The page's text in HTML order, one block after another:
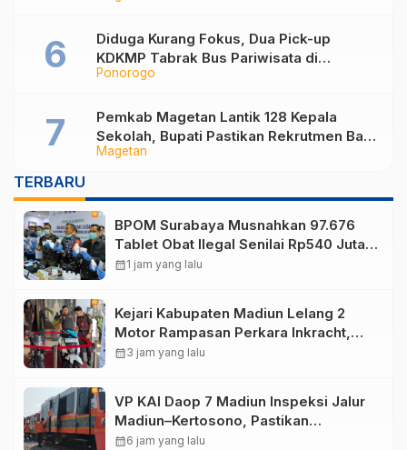
Ponorogo
Diduga Kurang Fokus, Dua Pick-up
KDKMP Tabrak Bus Pariwisata di
Sukorejo Ponorogo
Magetan
Pemkab Magetan Lantik 128 Kepala
Sekolah, Bupati Pastikan Rekrutmen Baru
Segera Dibuka untuk Isi Jabatan yang
TERBARU
BPOM Surabaya Musnahkan 97.676
Tablet Obat Ilegal Senilai Rp540 Juta,
Cegah Penyalahgunaan di Kalangan
calendar_month1 jam yang lalu
Kejari Kabupaten Madiun Lelang 2
Motor Rampasan Perkara Inkracht,
Penawaran Dibuka 11 Agustus
calendar_month3 jam yang lalu
VP KAI Daop 7 Madiun Inspeksi Jalur
Madiun–Kertosono, Pastikan
Keselamatan Perjalanan Kereta Tetap
calendar_month6 jam yang lalu